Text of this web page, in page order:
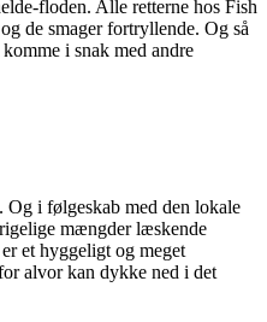
floden. Alle retterne hos Fish
de smager fortryllende. Og så
i snak med andre
Og i følgeskab med den lokale
mængder læskende
et hyggeligt og meget
alvor kan dykke ned i det